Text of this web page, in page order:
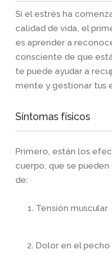
Si el estrés ha
calidad de vida, el
es aprender a
consciente de que
te puede ayudar a
mente y gestionar tus
Síntomas físicos
Primero, están los
cuerpo, que se
de:
Tensión muscular
Dolor en el pecho